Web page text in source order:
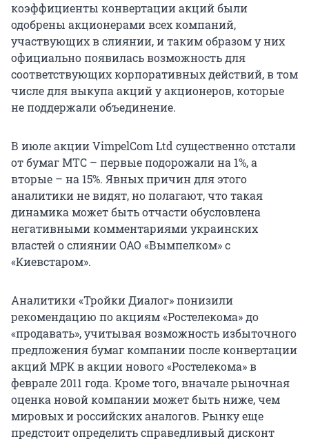
коэффициенты конвертации акций были
одобрены акционерами всех компаний,
участвующих в слиянии, и таким образом у них
официально появилась возможность для
соответствующих корпоративных действий, в том
числе для выкупа акций у акционеров, которые
не поддержали объединение.
В июле акции VimpelCom Ltd существенно отстали
от бумаг МТС – первые подорожали на 1%, а
вторые – на 15%. Явных причин для этого
аналитики не видят, но полагают, что такая
динамика может быть отчасти обусловлена
негативными комментариями украинских
властей о слиянии ОАО «Вымпелком» с
«Киевстаром».
Аналитики «Тройки Диалог» понизили
рекомендацию по акциям «Ростелекома» до
«продавать», учитывая возможность избыточного
предложения бумаг компании после конвертации
акций МРК в акции нового «Ростелекома» в
феврале 2011 года. Кроме того, вначале рыночная
оценка новой компании может быть ниже, чем
мировых и российских аналогов. Рынку еще
предстоит определить справедливый дисконт